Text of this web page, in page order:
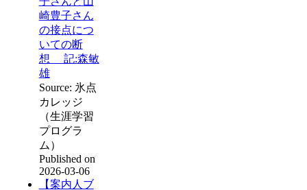
崎豊子さん
の接点につ
いての断
想 記:森敏
雄
Source: 氷点
カレッジ
（生涯学習
プログラ
ム）
Published on
2026-03-06
【案内人ブ